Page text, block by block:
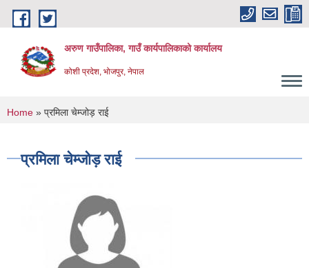
Skip to main content
अरुण गाउँपालिका, गाउँ कार्यपालिकाको कार्यालय
कोशी प्रदेश, भोजपुर, नेपाल
You are here
Home » प्रमिला चेम्जोड़ राई
प्रमिला चेम्जोड़ राई